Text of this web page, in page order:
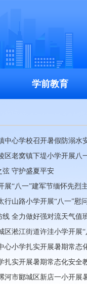
学前教育
心学校召开暑假防溺水
老窝镇下堤小学开展八
弦 守护盛夏平安
“八一”建军节缅怀先烈
山路小学开展“八一”慰
全力做好强对流天气值
淞江街道许洼小学开展“
小学扎实开展暑期常态
实开展暑期常态化安全
市郾城区新店一小开展